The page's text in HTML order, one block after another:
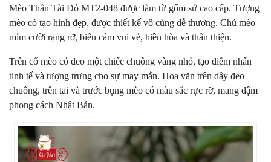
Mèo Thần Tài Đỏ MT2-048 được làm từ gốm sứ cao cấp. Tượng
mèo có tạo hình đẹp, được thiết kế vô cùng dễ thương. Chú mèo
mỉm cười rạng rỡ, biểu cảm vui vẻ, hiền hòa và thân thiện.
Trên cổ mèo có đeo một chiếc chuông vàng nhỏ, tạo điểm nhấn
tinh tế và tượng trưng cho sự may mắn. Hoa văn trên dây đeo
chuông, trên tai và trước bụng mèo có màu sắc rực rỡ, mang đậm
phong cách Nhật Bản.